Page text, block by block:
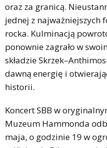
oraz za granicą.
jednej z
rocka. Kulminacją
ponownie zagrało w
składzie
dawną energię i
historii.
Koncert SBB w
Muzeum Hammonda
maja, o godzinie 19 w